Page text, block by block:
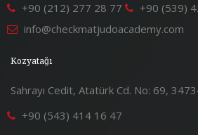
+90 (212) 277 28 77
+90 (539)
info@checkmatjudoacademy.com
Kozyatağı
Sahrayı Cedit, Atatürk Cd. No: 69,
+90 (543) 414 16 47